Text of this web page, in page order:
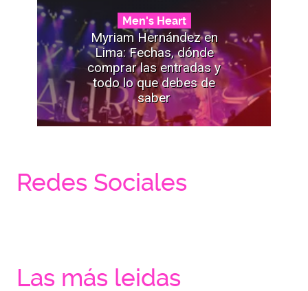
Men's Heart
Myriam Hernández en
Lima: Fechas, dónde
comprar las entradas y
todo lo que debes de
saber
Redes Sociales
Las más leidas